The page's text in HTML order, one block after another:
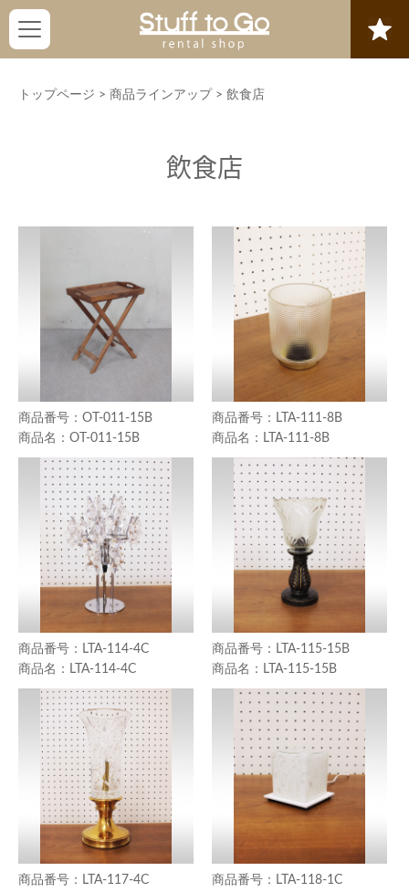
トップページ > 商品ラインアップ > 飲食店
飲食店
OT-011-15B
OT-011-15B
LTA-111-8B
LTA-111-8B
LTA-114-4C
LTA-114-4C
LTA-115-15B
LTA-115-15B
LTA-117-4C
LTA-118-1C